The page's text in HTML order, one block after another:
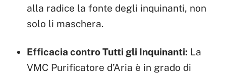
alla radice la fonte degli inquinanti, non
solo li maschera.
Efficacia contro Tutti gli Inquinanti: La
VMC Purificatore d’Aria è in grado di